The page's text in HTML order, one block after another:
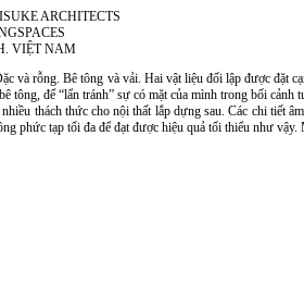
ARCHITECTS
VIỆT NAM
và rỗng. Bê tông và vải. Hai vật liệu đối lập được đặt
tông, để “lẩn tránh” sự có mặt của mình trong bối
thách thức cho nội thất lắp dựng sau. Các chi tiết
phức tạp tối đa để đạt được hiệu quả tối thiểu như